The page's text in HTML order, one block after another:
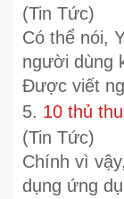
(Tin Tức)
Có thể nói,
người dùng
Được viết
5. 10 thủ
(Tin Tức)
Chính vì
dụng ứng